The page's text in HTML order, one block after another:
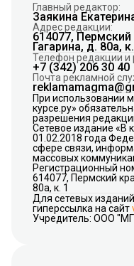
Главный редактор:
Заякина
Адрес редакции:
614077, Пермский
Гагарина, д. 80а,
Телефон редакции и
+7 (342) 206 30 40
Почта рекламной
При использовании
курсе.ру»
разрешения
Сетевое издание «В
01.02.2018 года
сфере связи,
массовых
Регистрационный
614077, Пермский
80а, к. 1
Для сетевых
гиперссылка на сайт
Учредитель: ООО